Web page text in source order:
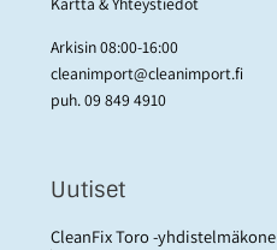
Arkisin 08:00-16:00
cleanimport@cleanimport.fi
puh.09 849 4910
Uutiset
CleanFix Toro -yhdistelmäkone